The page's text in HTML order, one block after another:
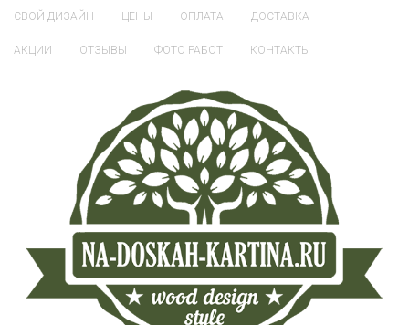
СВОЙ ДИЗАЙН ЦЕНЫ ОПЛАТА ДОСТАВКА
АКЦИИ ОТЗЫВЫ ФОТО РАБОТ КОНТАКТЫ